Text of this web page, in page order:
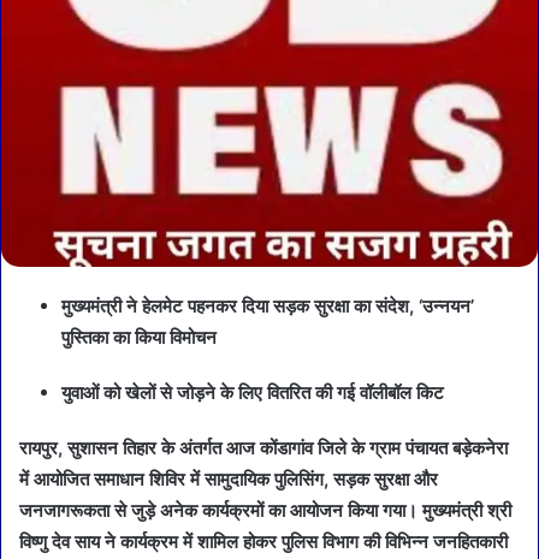
मुख्यमंत्री ने हेलमेट पहनकर दिया सड़क सुरक्षा का संदेश, ‘उन्नयन’
पुस्तिका का किया विमोचन
युवाओं को खेलों से जोड़ने के लिए वितरित की गई वॉलीबॉल किट
रायपुर, सुशासन तिहार के अंतर्गत आज कोंडागांव जिले के ग्राम पंचायत बड़ेकनेरा
में आयोजित समाधान शिविर में सामुदायिक पुलिसिंग, सड़क सुरक्षा और
जनजागरूकता से जुड़े अनेक कार्यक्रमों का आयोजन किया गया। मुख्यमंत्री श्री
विष्णु देव साय ने कार्यक्रम में शामिल होकर पुलिस विभाग की विभिन्न जनहितकारी